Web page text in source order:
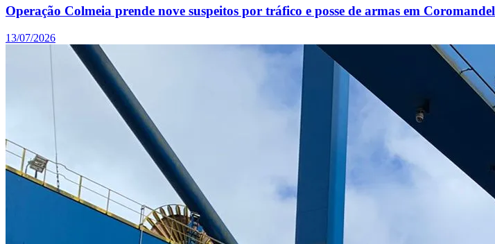
Operação Colmeia prende nove suspeitos por tráfico e posse de armas em Coromandel
13/07/2026